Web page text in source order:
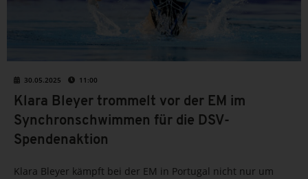
30.05.2025 11:00
Klara Bleyer trommelt vor der EM im
Synchronschwimmen für die DSV-
Spendenaktion
Klara Bleyer kämpft bei der EM in Portugal nicht nur um